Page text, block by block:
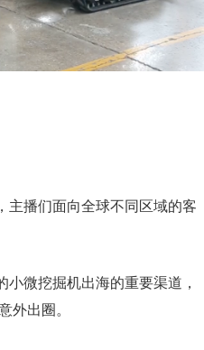
播们面向全球不同区域的客
微挖掘机出海的重要渠道，
外出圈。